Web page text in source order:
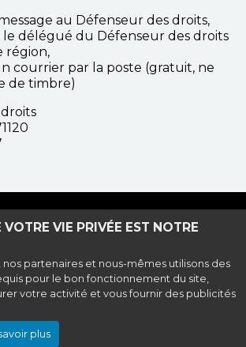
VOTRE VIE PRIVÉE EST NOTRE
partenaires et nous-mêmes utilisons des
pour le bon fonctionnement du site,
votre activité et vous fournir des publicités
plus
au Défenseur des droits,
délégué du Défenseur des droits
région,
courrier par la poste (gratuit, ne
de timbre)
Haut de page
Lolive, 93500 Pantin | Mentions légales |
Accessibilité
|Contact| Tel : 01 83 74 58 70
Politique de confidentialité
site internet www.erakys.com